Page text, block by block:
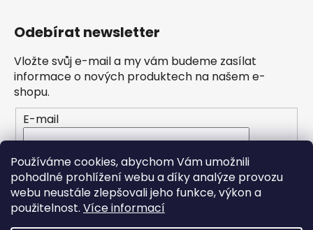
Používáme cookies, abychom Vám umožnili
pohodlné prohlížení webu a díky analýze provozu
webu neustále zlepšovali jeho funkce, výkon a
použitelnost. Více informací
Odebírat newsletter
Vložte svůj e-mail a my vám budeme zasílat
informace o nových produktech na našem e-
shopu.
E-mail
Vložením e-mailu souhlasíte s podmínkami
ochrany osobních údajů
PŘIHLÁSIT SE